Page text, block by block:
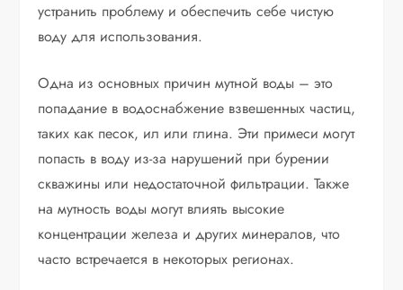
устранить проблему и обеспечить себе чистую
воду для использования.
Одна из основных причин мутной воды – это
попадание в водоснабжение взвешенных частиц,
таких как песок, ил или глина. Эти примеси могут
попасть в воду из-за нарушений при бурении
скважины или недостаточной фильтрации. Также
на мутность воды могут влиять высокие
концентрации железа и других минералов, что
часто встречается в некоторых регионах.